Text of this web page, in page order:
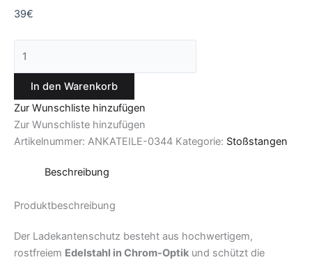
39€
In den Warenkorb
Zur Wunschliste hinzufügen
Zur Wunschliste hinzufügen
Artikelnummer: ANKATEILE-0344 Kategorie: Stoßstangen
Beschreibung
Produktbeschreibung
Der Ladekantenschutz besteht aus hochwertigem,
rostfreiem Edelstahl in Chrom-Optik und schützt die